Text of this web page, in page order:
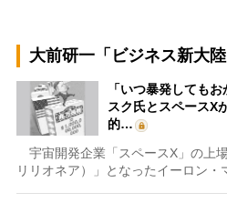
大前研一「ビジネス新大
「いつ暴発しても
スク氏とスペースX
的…
宇宙開発企業「スペースX」の上
リリオネア）」となったイーロン・